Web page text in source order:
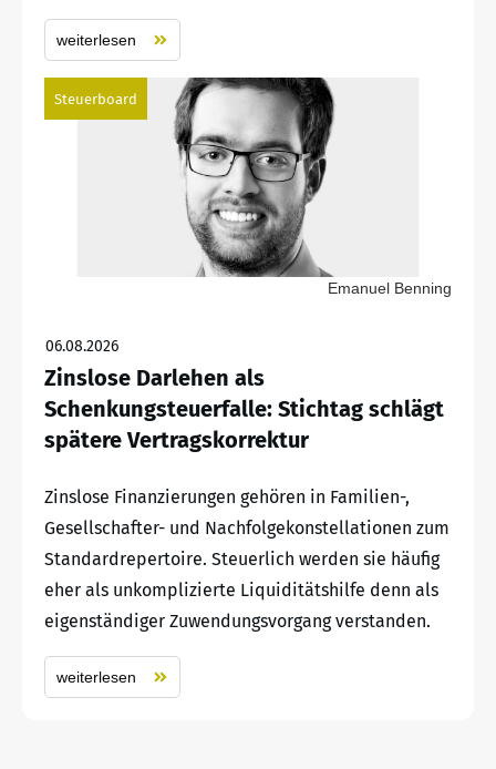
weiterlesen
Steuerboard
Emanuel Benning
06.08.2026
Zinslose Darlehen als
Schenkungsteuerfalle: Stichtag schlägt
spätere Vertragskorrektur
Zinslose Finanzierungen gehören in Familien-,
Gesellschafter- und Nachfolgekonstellationen zum
Standardrepertoire. Steuerlich werden sie häufig
eher als unkomplizierte Liquiditätshilfe denn als
eigenständiger Zuwendungsvorgang verstanden.
weiterlesen